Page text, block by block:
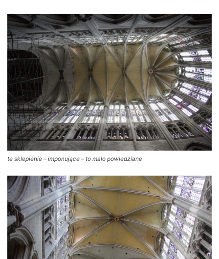
te sklepienie – imponujące – to mało powiedziane